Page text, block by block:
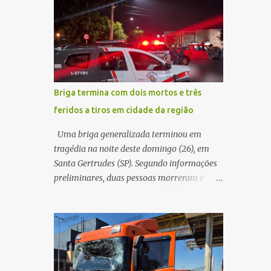
maior benefício possível à população. Essa
reflexão encontra respaldo tanto na teoria
da admini...
quando acabou colidindo na traseira de um
Jeep Renegade. Segundo relato da condutora
do veículo, o trânsito estava lento e
congestionado devido a obras realizadas na
rodovia, momento em que ocorreu o
impacto. Com a violência da colisão, o
motociclista foi arremessado ao solo.
Testemunhas relataram que o capacete teria
se desprendido durante o acidente. O jovem
sofreu ferimentos gravíssimos e morreu
ainda no local. Equipes de resgate e de
atendimento da concessionária responsável
socorro à vítima. No entanto, o óbito foi
constatado ainda no local do acidente. A
Polícia Militar Rodoviária compareceu para
o registro da ocorrência...
Briga termina com dois mortos e três
feridos a tiros em cidade da região
Uma briga generalizada terminou em
tragédia na noite deste domingo (26), em
Santa Gertrudes (SP). Segundo informações
preliminares, duas pessoas morreram e
adega. O caso aconteceu por volta das
20h40, na região da Avenida João Vitte. De
acordo com as primeiras informações, a
confusão teria começado dentro do